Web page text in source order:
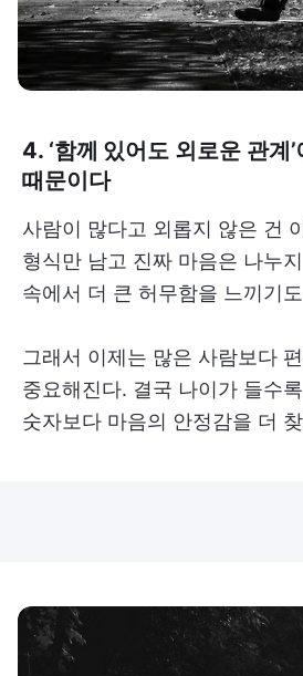
4. ‘함께 있어도 외로운 관계
때문이다
사람이 많다고 외롭지 않은 건
형식만 남고 진짜 마음은 나누
속에서 더 큰 허무함을 느끼기
그래서 이제는 많은 사람보다
중요해진다. 결국 나이가 들수
숫자보다 마음의 안정감을 더